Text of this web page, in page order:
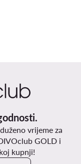
vrijeme za
GOLD i
kupnji!